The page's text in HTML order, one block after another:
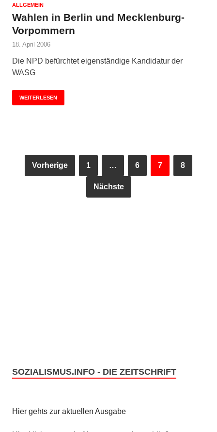
ALLGEMEIN
Wahlen in Berlin und Mecklenburg-
Vorpommern
18. April 2006
Die NPD befürchtet eigenständige Kandidatur der
WASG
WEITERLESEN
Vorherige 1 … 6 7 8
Nächste
SOZIALISMUS.INFO - DIE ZEITSCHRIFT
Hier gehts zur aktuellen Ausgabe